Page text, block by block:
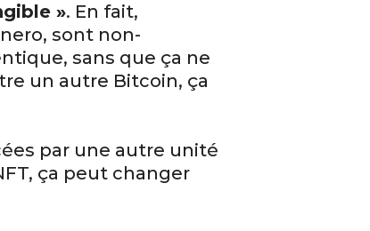
». En fait,
sont non-
sans que ça ne
un autre Bitcoin, ça
par une autre unité
ça peut changer